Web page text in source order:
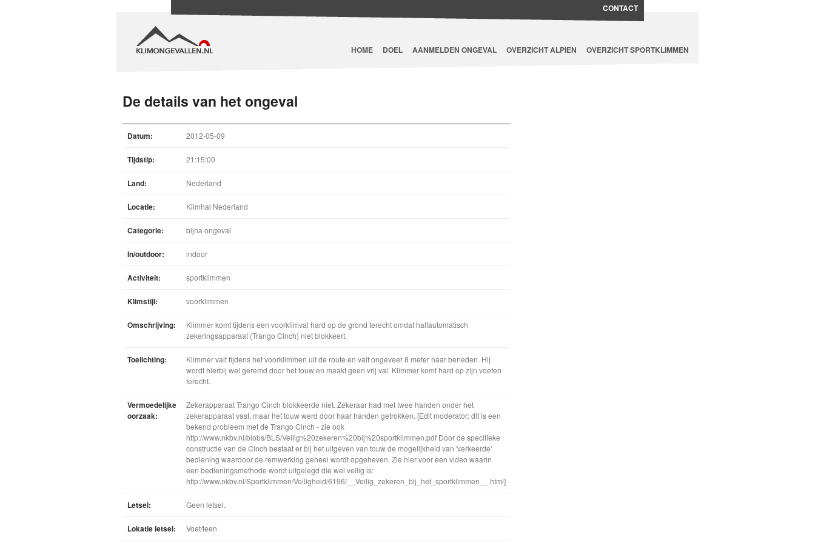
HOME DOEL AANMELDEN ONGEVAL OVERZICHT ALPIEN OVERZICHT SPORTKLIMMEN
CONTACT
De details van het ongeval
Datum: 2012-05-09
Tijdstip: 21:15:00
Land: Nederland
Locatie: Klimhal Nederland
Categorie: bijna ongeval
In/outdoor: indoor
Activiteit: sportklimmen
Klimstijl: voorklimmen
Omschrijving:
Klimmer komt tijdens een voorklimval hard op de grond terecht omdat halfautomatisch
zekeringsapparaat (Trango Cinch) niet blokkeert.
Toelichting:
Klimmer valt tijdens het voorklimmen uit de route en valt ongeveer 8 meter naar beneden. Hij
wordt hierbij wel geremd door het touw en maakt geen vrij val. Klimmer komt hard op zijn voeten
terecht.
Vermoedelijke
oorzaak:
Zekerapparaat Trango Cinch blokkeerde niet. Zekeraar had met twee handen onder het
zekerapparaat vast, maar het touw werd door haar handen getrokken. [Edit moderator: dit is een
bekend probleem met de Trango Cinch - zie ook
http://www.nkbv.nl/blobs/BLS/Veilig%20zekeren%20bij%20sportklimmen.pdf Door de specifieke
constructie van de Cinch bestaat er bij het uitgeven van touw de mogelijkheid van 'verkeerde'
bediening waardoor de remwerking geheel wordt opgeheven. Zie hier voor een video waarin
een bedieningsmethode wordt uitgelegd die wel veilig is:
http://www.nkbv.nl/Sportklimmen/Veiligheid/6196/__Veilig_zekeren_bij_het_sportklimmen__.html]
Letsel: Geen letsel.
Lokatie letsel: Voet/teen